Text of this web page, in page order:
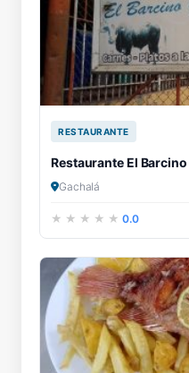
RESTAURANTE
Restaurante El Barcino
Gachalá
0.0